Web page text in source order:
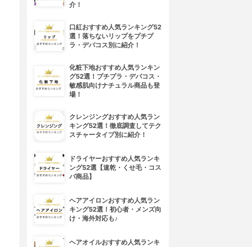
介！
口紅おすすめ人気ランキング52
選！落ちないリップをプチプ
ラ・デパコス別に紹介！
化粧下地おすすめ人気ランキン
グ52選！プチプラ・デパコス・
敏感肌向けナチュラル商品も登
場！
クレンジングおすすめ人気ラン
キング52選！徹底調査してテク
スチャータイプ別に紹介！
ドライヤーおすすめ人気ランキ
ング52選【速乾・くせ毛・コス
パ商品】
ヘアアイロンおすすめ人気ラン
キング52選！初心者・メンズ向
け・海外対応も♪
ヘアオイルおすすめ人気ランキ